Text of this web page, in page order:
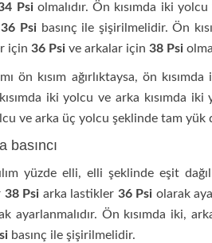
Psiolmalıdır. Ön kısımda iki
36 Psi basınç ile şişirilmelidir. Ön
için 36 Psi ve arkalar için 38 Psi
ön kısım ağırlıktaysa, ön
iki yolcu ve arka kısımda
ve arka üç yolcu şeklinde tam yük
basıncı
yüzde elli, elli şeklinde eşit
38 Psi arka lastikler 36 Psi olarak
ayarlanmalıdır. Ön kısımda iki,
basınç ile şişirilmelidir.